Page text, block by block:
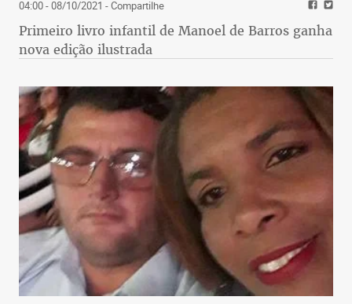
04:00 - 08/10/2021 - Compartilhe
Primeiro livro infantil de Manoel de Barros ganha
nova edição ilustrada